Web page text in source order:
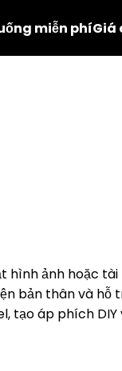
miễn phíGiá
hình ảnh hoặc tài
bản thân và hỗ
tạo áp phích DIY